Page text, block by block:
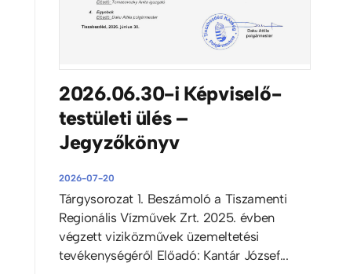
2026.06.30-i Képviselő-
testületi ülés –
Jegyzőkönyv
2026-07-20
Tárgysorozat 1. Beszámoló a Tiszamenti
Regionális Vízművek Zrt. 2025. évben
végzett viziközművek üzemeltetési
tevékenységéről Előadó: Kantár József...